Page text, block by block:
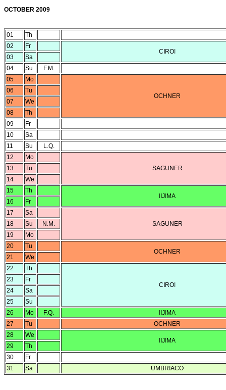
OCTOBER 2009
01
Th
02
Fr
CIROI
03
Sa
04
Su
F.M.
05
Mo
OCHNER
06
Tu
07
We
08
Th
09
Fr
10
Sa
11
Su
L.Q.
12
Mo
SAGUNER
13
Tu
14
We
15
Th
IIJIMA
16
Fr
17
Sa
SAGUNER
18 Su
N.M.
19
Mo
20
Tu
OCHNER
21
We
22
Th
CIROI
23
Fr
24
Sa
25
Su
26
Mo F.Q.
IIJIMA
27
Tu
OCHNER
28
We
IIJIMA
29
Th
30
Fr
31
Sa UMBRIACO